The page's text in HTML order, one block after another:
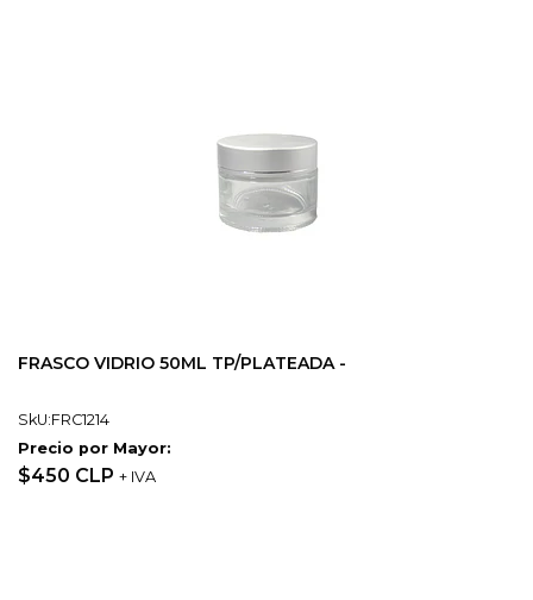
FRASCO VIDRIO 50ML TP/PLATEADA -
SkU:FRC1214
Precio por Mayor:
$450 CLP + IVA